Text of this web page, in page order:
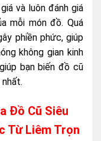
và luôn đánh giá
mỗi món đồ. Quá
phiền phức, giúp
không gian kinh
bạn biến đồ cũ
Đồ Cũ Siêu
Từ Liêm Trọn